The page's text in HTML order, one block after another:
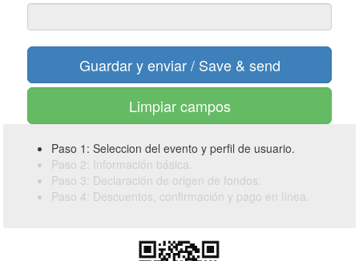
Limpiar campos
Paso 1: Seleccion del evento y perfil de usuario.
Paso 2: Información básica.
Paso 3: Declaración de origen de fondos.
Paso 4: Descuentos, confirmación y pago en línea.